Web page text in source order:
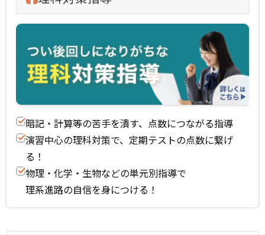
暗記・計算等の苦手を潰す、点数につながる指導
演習中心の理科対策で、定期テストの点数に繋げ
る！
物理・化学・生物などの単元別指導で
理系進路の自信を身につける！